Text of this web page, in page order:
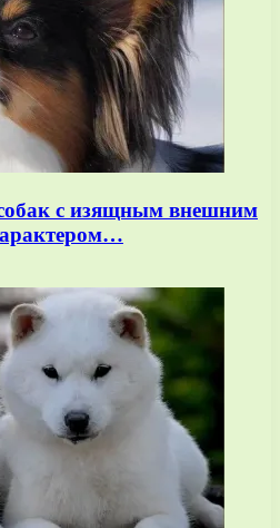
с изящным внешним